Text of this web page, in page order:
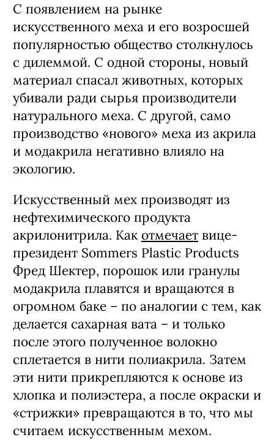
С появлением на рынке
искусственного меха и его возросшей
популярностью общество столкнулось
с дилеммой. С одной стороны, новый
материал спасал животных, которых
убивали ради сырья производители
натурального меха. С другой, само
производство «нового» меха из акрила
и модакрила негативно влияло на
экологию.
Искусственный мех производят из
нефтехимического продукта
акрилонитрила. Как отмечает вице-
президент Sommers Plastic Products
Фред Шектер, порошок или гранулы
модакрила плавятся и вращаются в
огромном баке – по аналогии с тем, как
делается сахарная вата – и только
после этого полученное волокно
сплетается в нити полиакрила. Затем
эти нити прикрепляются к основе из
хлопка и полиэстера, а после окраски и
«стрижки» превращаются в то, что мы
считаем искусственным мехом.